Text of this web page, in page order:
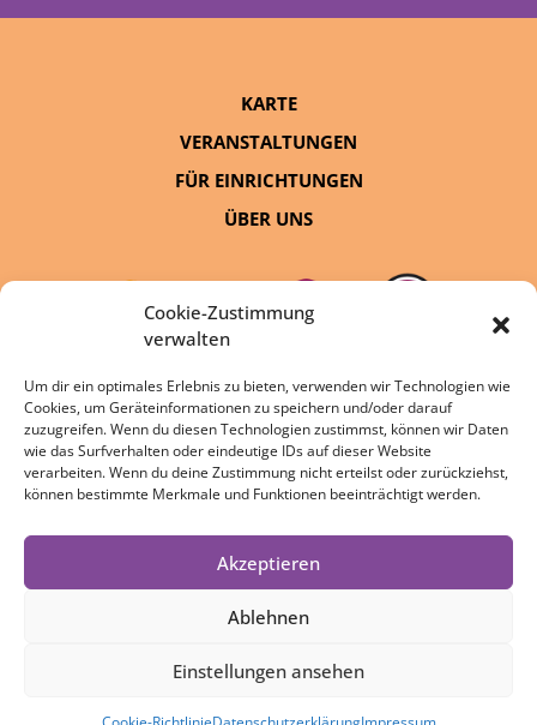
Cookie-Zustimmung
verwalten
Um dir ein optimales Erlebnis zu bieten, verwenden wir Technologien wie
Cookies, um Geräteinformationen zu speichern und/oder darauf
zuzugreifen. Wenn du diesen Technologien zustimmst, können wir Daten
wie das Surfverhalten oder eindeutige IDs auf dieser Website
verarbeiten. Wenn du deine Zustimmung nicht erteilst oder zurückziehst,
können bestimmte Merkmale und Funktionen beeinträchtigt werden.
Akzeptieren
Ablehnen
Einstellungen ansehen
eine Initiative von:
KARTE
VERANSTALTUNGEN
FÜR EINRICHTUNGEN
ÜBER UNS